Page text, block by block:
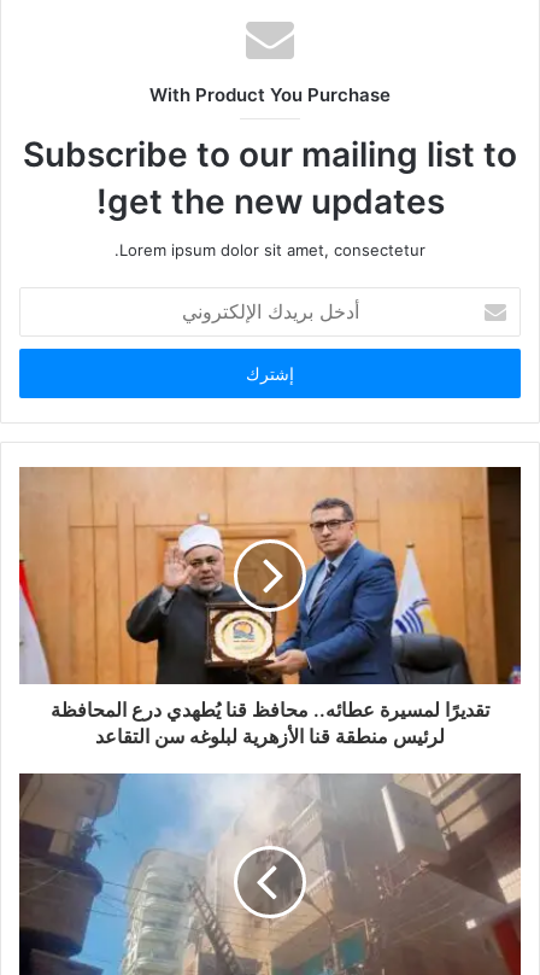
With Product You Purchase
Subscribe to our mailing list to
get the new updates!
Lorem ipsum dolor sit amet, consectetur.
بريدك
الإلكتروني
تقديرًا لمسيرة عطائه.. محافظ قنا يُطهدي درع المحافظة
لرئيس منطقة قنا الأزهرية لبلوغه سن التقاعد